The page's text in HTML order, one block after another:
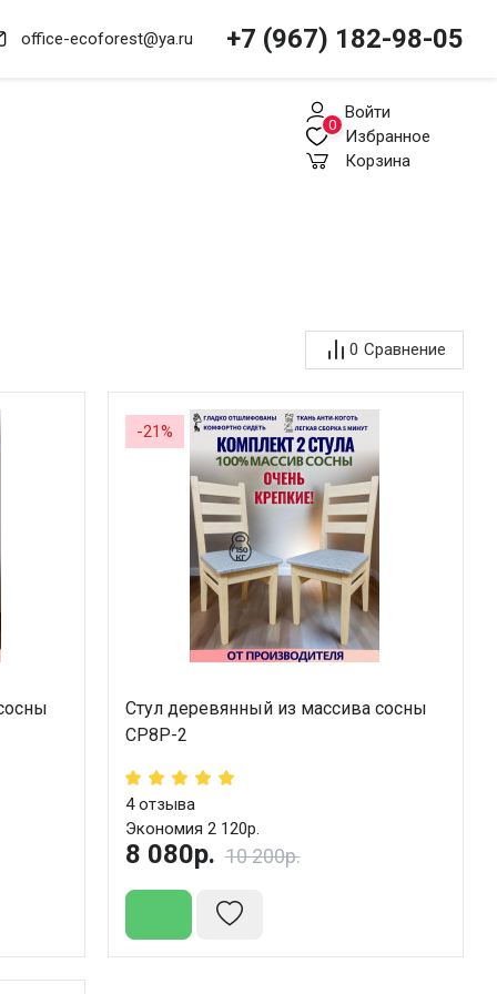
office-ecoforest@ya.ru +7 (967) 182-98-05
Войти
0
Избранное
Корзина
0 Сравнение
-21%
Стул деревянный из массива сосны
СР8Р-2
4отзыва
Экономия 2 120р.
8 080р. 10 200р.